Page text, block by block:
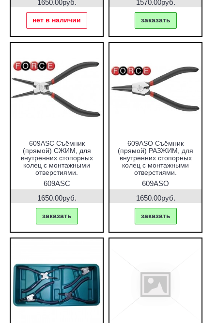
1650.00руб.
нет в наличии
1570.00руб.
заказать
609ASC Съёмник
(прямой) СЖИМ, для
внутренних стопорных
колец с монтажными
отверстиями.
609ASC
1650.00руб.
заказать
609ASO Съёмник
(прямой) РАЗЖИМ, для
внутренних стопорных
колец с монтажными
отверстиями.
609ASO
1650.00руб.
заказать